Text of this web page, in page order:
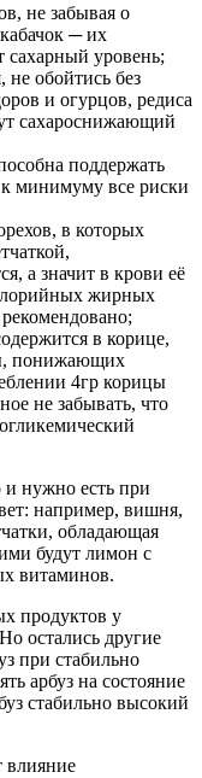
не забывая о
─ их
сахарный уровень;
не обойтись без
и огурцов, редиса
сахароснижающий
поддержать
минимуму все риски
в которых
а значит в крови её
жирных
в корице,
понижающих
4гр корицы
не забывать, что
нужно есть при
например, вишня,
обладающая
будут лимон с
витаминов.
продуктов у
остались другие
при стабильно
арбуз на состояние
стабильно высокий
влияние